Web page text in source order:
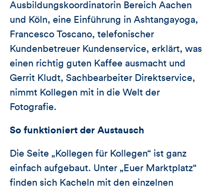
Ausbildungskoordinatorin Bereich Aachen
und Köln, eine Einführung in Ashtangayoga,
Francesco Toscano, telefonischer
Kundenbetreuer Kundenservice, erklärt, was
einen richtig guten Kaffee ausmacht und
Gerrit Kludt, Sachbearbeiter Direktservice,
nimmt Kollegen mit in die Welt der
Fotografie.
So funktioniert der Austausch
Die Seite „Kollegen für Kollegen“ ist ganz
einfach aufgebaut. Unter „Euer Marktplatz“
finden sich Kacheln mit den einzelnen